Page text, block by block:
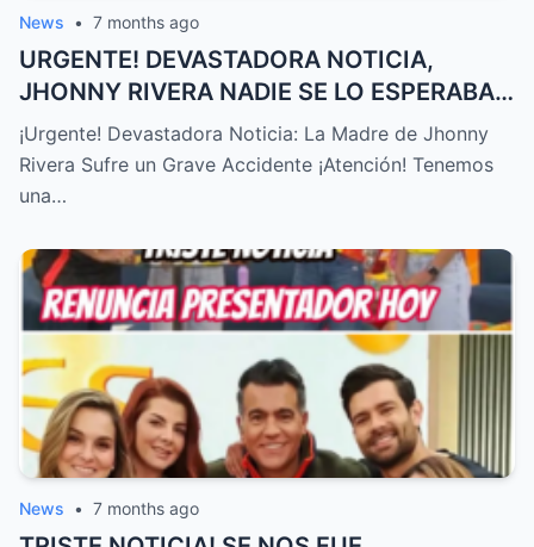
News • 7 months ago
URGENTE! DEVASTADORA NOTICIA,
JHONNY RIVERA NADIE SE LO ESPERABA,
ACABA de SUCEDER! – HTT
¡Urgente! Devastadora Noticia: La Madre de Jhonny
Rivera Sufre un Grave Accidente ¡Atención! Tenemos
una…
News • 7 months ago